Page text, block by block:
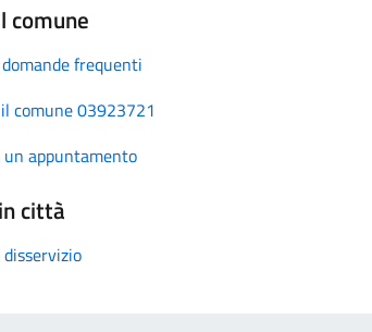
comune
frequenti
comune 03923721
un appuntamento
città